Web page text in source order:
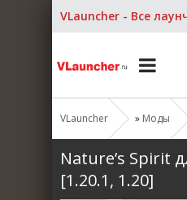
VLauncher - Все
VLauncher » Моды
Nature’s Spirit
[1.20.1, 1.20]